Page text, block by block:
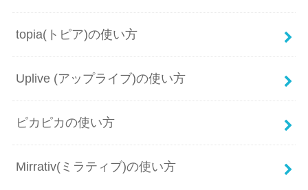
topia(トピア)の使い方
Uplive (アップライブ)の使い方
ピカピカの使い方
Mirrativ(ミラティブ)の使い方